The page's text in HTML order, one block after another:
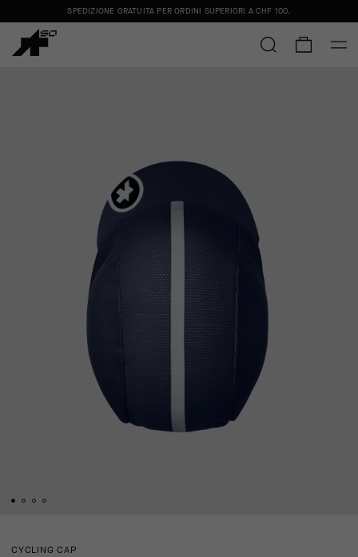
SPEDIZIONE GRATUITA PER ORDINI SUPERIORI A CHF 100.
CYCLING CAP